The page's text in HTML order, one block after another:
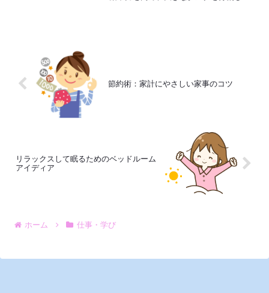
節約術：家計にやさしい家事のコツ
リラックスして眠るためのベッドルーム
アイディア
ホーム 仕事・学び